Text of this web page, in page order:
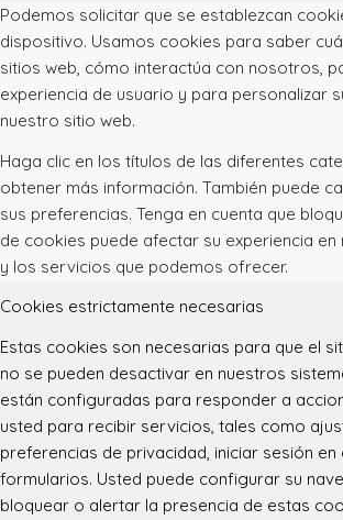
Podemos solicitar que se establezcan
dispositivo. Usamos cookies para saber
sitios web, cómo interactúa con nosotros,
experiencia de usuario y para personalizar
nuestro sitio web.
Haga clic en los títulos de las diferentes
obtener más información. También puede
sus preferencias. Tenga en cuenta que
de cookies puede afectar su experiencia
y los servicios que podemos ofrecer.
Cookies estrictamente necesarias
Estas cookies son necesarias para que el
no se pueden desactivar en nuestros
están configuradas para responder a
usted para recibir servicios, tales como
preferencias de privacidad, iniciar sesión en
formularios. Usted puede configurar su
bloquear o alertar la presencia de estas